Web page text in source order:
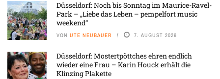
Düsseldorf: Noch bis Sonntag im Maurice-Ravel-
Park – „Liebe das Leben – pempelfort music
weekend“
VON UTE NEUBAUER 7. AUGUST 2026
Düsseldorf: Mostertpöttches ehren endlich
wieder eine Frau – Karin Houck erhält die
Klinzing Plakette